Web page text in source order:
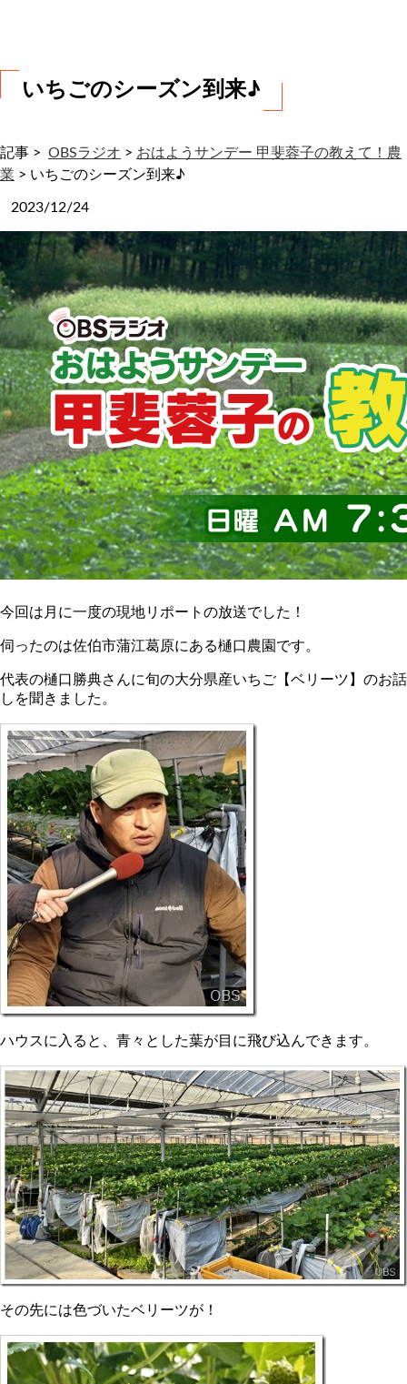
いちごのシーズン到来♪
記事 > OBSラジオ > おはようサンデー 甲斐蓉子の教えて！農
業 > いちごのシーズン到来♪
2023/12/24
今回は月に一度の現地リポートの放送でした！
伺ったのは佐伯市蒲江葛原にある樋口農園です。
代表の樋口勝典さんに旬の大分県産いちご【ベリーツ】のお話
しを聞きました。
ハウスに入ると、青々とした葉が目に飛び込んできます。
その先には色づいたベリーツが！